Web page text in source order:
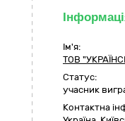
Ім'я:
ТОВ
Статус:
учасник
Контактна